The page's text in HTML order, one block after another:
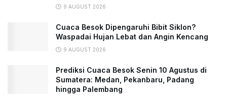
9 AUGUST 2026
Cuaca Besok Dipengaruhi Bibit Siklon?
Waspadai Hujan Lebat dan Angin Kencang
9 AUGUST 2026
Prediksi Cuaca Besok Senin 10 Agustus di
Sumatera: Medan, Pekanbaru, Padang
hingga Palembang